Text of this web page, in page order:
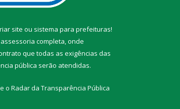
site ou sistema para prefeituras!
assessoria completa, onde
que todas as exigências das
pública serão atendidas.
e o Radar da Transparência Pública